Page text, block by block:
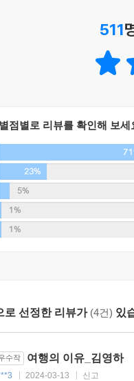
는 무엇일까. 우리는 왜
비한 잡학사전]에 출연하
방향으로 이야기를 풀어
」에서는 공동체로부터
내온 사진」은 여행의 또
진에 대한 이야기로 시작
로 돌아가다
511
별점별로 리뷰를 확인해 보세
23%
5%
1%
1%
로 선정한 리뷰가 (4건) 있
수작 여행의 이유_김영하
2024-03-13 신고